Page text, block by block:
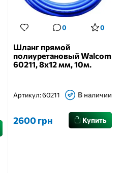
0 0
Шланг прямой
полиуретановый Walcom
60211, 8х12 мм, 10м.
Артикул:60211 В наличии
2600 грн Купить